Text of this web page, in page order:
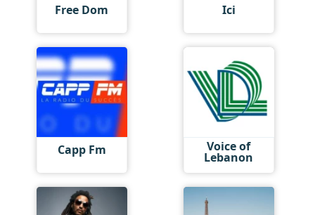
Free Dom Ici
Capp Fm Voice of
Lebanon